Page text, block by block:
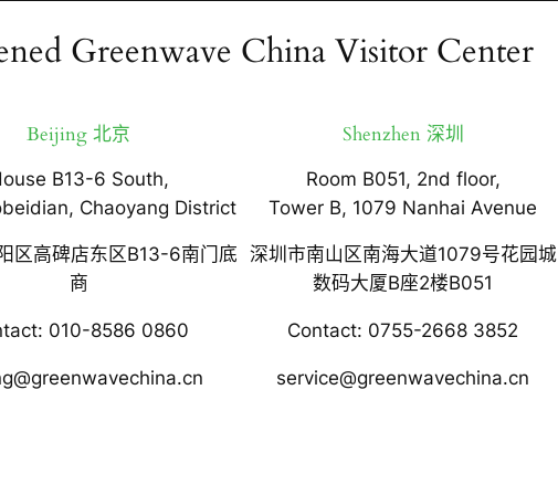
Greenwave China Visitor Center
Beijing 北京
B13-6 South,
Chaoyang District
区高碑店东区B13-6南门底
商
010-8586 0860
Shenzhen 深圳
Room B051, 2nd floor,
Tower B, 1079 Nanhai Avenue
深圳市南山区南海大道1079号花园城
数码大厦B座2楼B051
Contact: 0755-2668 3852
service@greenwavechina.cn